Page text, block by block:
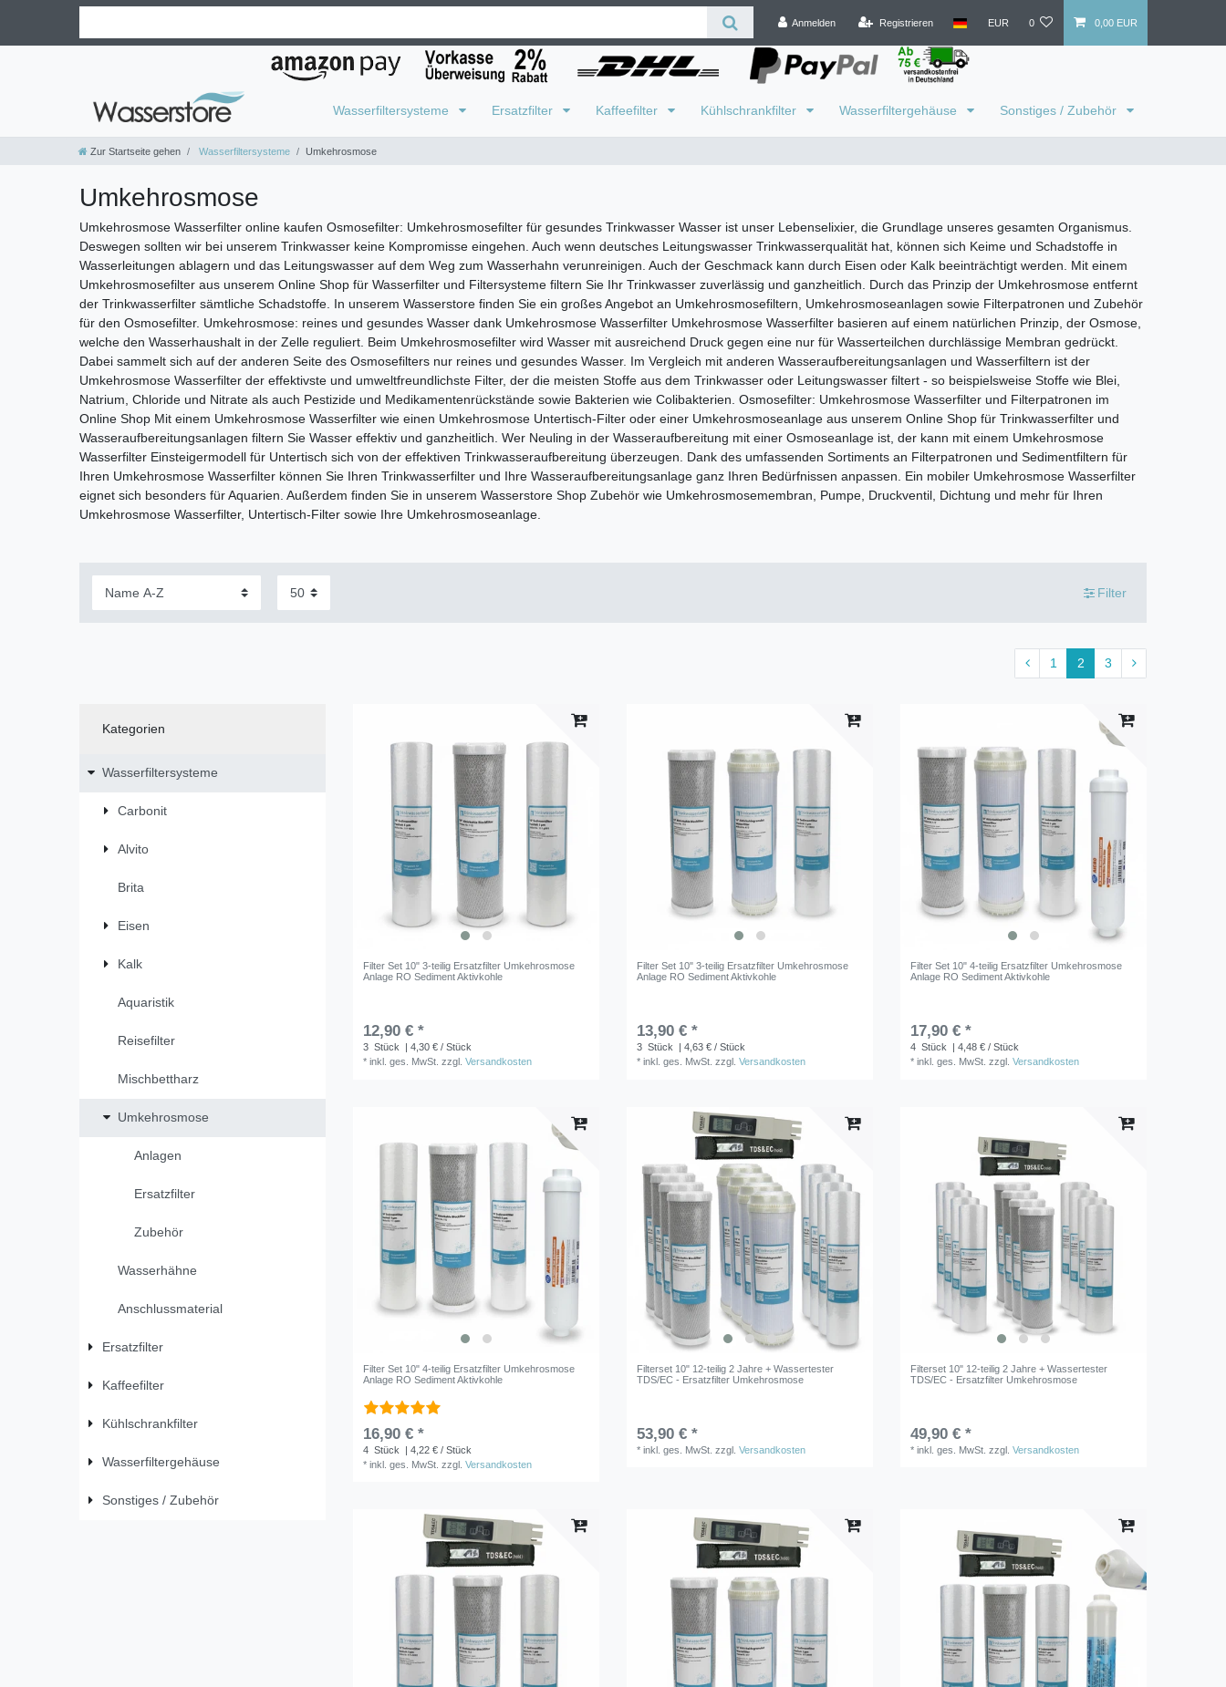
Anmelden Registrieren EUR 0 0,00 EUR
Wasserfiltersysteme Ersatzfilter Kaffeefilter Kühlschrankfilter Wasserfiltergehäuse Sonstiges / Zubehör
Zur Startseite gehen Wasserfiltersysteme Umkehrosmose
Umkehrosmose
Umkehrosmose Wasserfilter online kaufen Osmosefilter: Umkehrosmosefilter für gesundes Trinkwasser Wasser ist unser Lebenselixier, die Grundlage unseres gesamten Organismus.
Deswegen sollten wir bei unserem Trinkwasser keine Kompromisse eingehen. Auch wenn deutsches Leitungswasser Trinkwasserqualität hat, können sich Keime und Schadstoffe in
Wasserleitungen ablagern und das Leitungswasser auf dem Weg zum Wasserhahn verunreinigen. Auch der Geschmack kann durch Eisen oder Kalk beeinträchtigt werden. Mit einem
Umkehrosmosefilter aus unserem Online Shop für Wasserfilter und Filtersysteme filtern Sie Ihr Trinkwasser zuverlässig und ganzheitlich. Durch das Prinzip der Umkehrosmose entfernt
der Trinkwasserfilter sämtliche Schadstoffe. In unserem Wasserstore finden Sie ein großes Angebot an Umkehrosmosefiltern, Umkehrosmoseanlagen sowie Filterpatronen und Zubehör
für den Osmosefilter. Umkehrosmose: reines und gesundes Wasser dank Umkehrosmose Wasserfilter Umkehrosmose Wasserfilter basieren auf einem natürlichen Prinzip, der Osmose,
welche den Wasserhaushalt in der Zelle reguliert. Beim Umkehrosmosefilter wird Wasser mit ausreichend Druck gegen eine nur für Wasserteilchen durchlässige Membran gedrückt.
Dabei sammelt sich auf der anderen Seite des Osmosefilters nur reines und gesundes Wasser. Im Vergleich mit anderen Wasseraufbereitungsanlagen und Wasserfiltern ist der
Umkehrosmose Wasserfilter der effektivste und umweltfreundlichste Filter, der die meisten Stoffe aus dem Trinkwasser oder Leitungswasser filtert - so beispielsweise Stoffe wie Blei,
Natrium, Chloride und Nitrate als auch Pestizide und Medikamentenrückstände sowie Bakterien wie Colibakterien. Osmosefilter: Umkehrosmose Wasserfilter und Filterpatronen im
Online Shop Mit einem Umkehrosmose Wasserfilter wie einen Umkehrosmose Untertisch-Filter oder einer Umkehrosmoseanlage aus unserem Online Shop für Trinkwasserfilter und
Wasseraufbereitungsanlagen filtern Sie Wasser effektiv und ganzheitlich. Wer Neuling in der Wasseraufbereitung mit einer Osmoseanlage ist, der kann mit einem Umkehrosmose
Wasserfilter Einsteigermodell für Untertisch sich von der effektiven Trinkwasseraufbereitung überzeugen. Dank des umfassenden Sortiments an Filterpatronen und Sedimentfiltern für
Ihren Umkehrosmose Wasserfilter können Sie Ihren Trinkwasserfilter und Ihre Wasseraufbereitungsanlage ganz Ihren Bedürfnissen anpassen. Ein mobiler Umkehrosmose Wasserfilter
eignet sich besonders für Aquarien. Außerdem finden Sie in unserem Wasserstore Shop Zubehör wie Umkehrosmosemembran, Pumpe, Druckventil, Dichtung und mehr für Ihren
Umkehrosmose Wasserfilter, Untertisch-Filter sowie Ihre Umkehrosmoseanlage.
Filter
1 2 3
Kategorien
Wasserfiltersysteme
Carbonit
Alvito
Brita
Eisen
Kalk
Aquaristik
Reisefilter
Mischbettharz
Umkehrosmose
Anlagen
Ersatzfilter
Zubehör
Wasserhähne
Anschlussmaterial
Ersatzfilter
Kaffeefilter
Kühlschrankfilter
Wasserfiltergehäuse
Sonstiges / Zubehör
Filter Set 10" 3-teilig Ersatzfilter Umkehrosmose
Anlage RO Sediment Aktivkohle
12,90 € *
3 Stück
| 4,30 € / Stück
*inkl. ges. MwSt. zzgl.Versandkosten
Filter Set 10" 3-teilig Ersatzfilter Umkehrosmose
Anlage RO Sediment Aktivkohle
13,90 € *
3 Stück
| 4,63 € / Stück
*inkl. ges. MwSt. zzgl.Versandkosten
Filter Set 10" 4-teilig Ersatzfilter Umkehrosmose
Anlage RO Sediment Aktivkohle
17,90 € *
4 Stück
| 4,48 € / Stück
*inkl. ges. MwSt. zzgl.Versandkosten
Filter Set 10" 4-teilig Ersatzfilter Umkehrosmose
Anlage RO Sediment Aktivkohle
16,90 € *
4 Stück
| 4,22 € / Stück
*inkl. ges. MwSt. zzgl.Versandkosten
Filterset 10" 12-teilig 2 Jahre + Wassertester
TDS/EC - Ersatzfilter Umkehrosmose
53,90 € *
*inkl. ges. MwSt. zzgl.Versandkosten
Filterset 10" 12-teilig 2 Jahre + Wassertester
TDS/EC - Ersatzfilter Umkehrosmose
49,90 € *
*inkl. ges. MwSt. zzgl.Versandkosten